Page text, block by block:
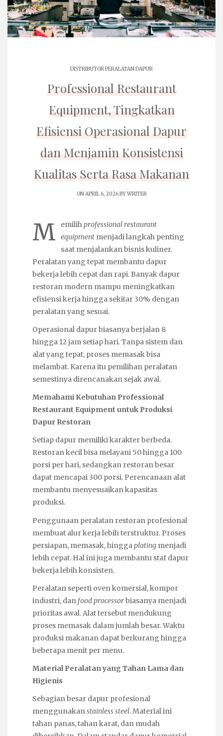
DISTRIBUTOR PERALATAN DAPUR
Professional Restaurant
Equipment, Tingkatkan
Efisiensi Operasional Dapur
dan Menjamin Konsistensi
Kualitas Serta Rasa Makanan
ON APRIL 6, 2026 BYWRITER
M emilihprofessional restaurant
equipment menjadi langkah penting
saat menjalankan bisnis kuliner.
Peralatan yang tepat membantu dapur
bekerja lebih cepat dan rapi. Banyak dapur
restoran modern mampu meningkatkan
efisiensi kerja hingga sekitar 30% dengan
peralatan yang sesuai.
Operasional dapur biasanya berjalan 8
hingga 12 jam setiap hari. Tanpa sistem dan
alat yang tepat, proses memasak bisa
melambat. Karena itu pemilihan peralatan
semestinya direncanakan sejak awal.
Memahami Kebutuhan Professional
Restaurant Equipment untuk Produksi
Dapur Restoran
Setiap dapur memiliki karakter berbeda.
Restoran kecil bisa melayani 50 hingga 100
porsi per hari, sedangkan restoran besar
dapat mencapai 300 porsi. Perencanaan alat
membantu menyesuaikan kapasitas
produksi.
Penggunaan peralatan restoran profesional
membuat alur kerja lebih terstruktur. Proses
persiapan, memasak, hingga plating menjadi
lebih cepat. Hal ini juga membantu staf dapur
bekerja lebih konsisten.
Peralatan seperti oven komersial, kompor
industri, dan food processorbiasanya menjadi
prioritas awal. Alat tersebut mendukung
proses memasak dalam jumlah besar. Waktu
produksi makanan dapat berkurang hingga
beberapa menit per menu.
Material Peralatan yang Tahan Lama dan
Higienis
Sebagian besar dapur profesional
menggunakanstainless steel. Material ini
tahan panas, tahan karat, dan mudah